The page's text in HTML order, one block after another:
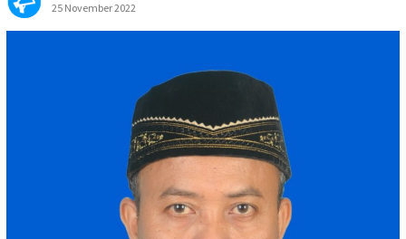
25 November 2022